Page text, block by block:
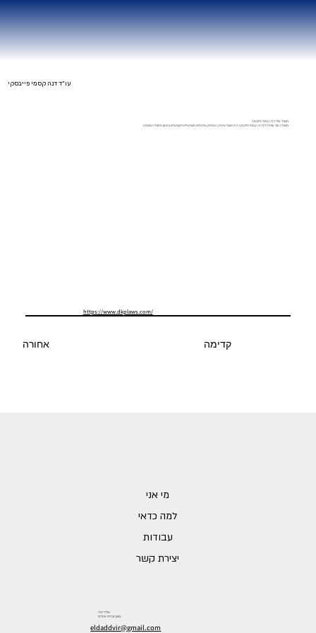
עו״ד דנה קסמי פייבסקי
משרד עו״ד דנה קסמי פייבסקי
משרדה של עורכת דין דנה קסמי פייבסקי הינו משרד בוטיק המספק שירותים משפטיים מקצועיים במגוון תחומי המשפט
https://www.dkplaws.com/
אחורה קדימה
אלדד דביר
עיצוב ובניית אתרים
eldaddvir@gmail.com
מי אני
למה כדאי
עבודות
יצירת קשר